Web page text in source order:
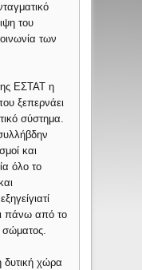
του
των
ΕΣΤΑΤ η
ξεπερνάει
σύστημα.
και
όλο το
πάνω από το
σώματος.
δυτική χώρα